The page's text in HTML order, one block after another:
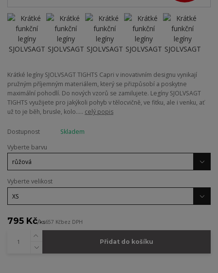
Krátké legíny SJOLVSAGT TIGHTS Capri v inovativním designu vynikají
pružným příjemným materiálem, který se přizpůsobí a poskytne
maximální pohodlí. Do nových vzorů se zamilujete. Legíny SJOLVSAGT
TIGHTS využijete pro jakýkoli pohyb v tělocvičně, ve fitku, ale i venku, ať
už to je běh, brusle, kolo..... celý popis
Dostupnost
Skladem
Vyberte barvu
Vyberte velikost
795 Kč/ks657 Kčbez DPH
Přidat do košíku